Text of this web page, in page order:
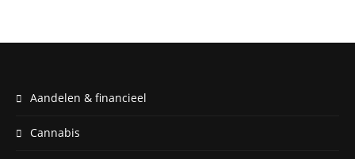
Aandelen & financieel
Cannabis